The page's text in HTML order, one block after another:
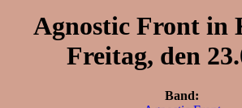
Agnostic Front in
Freitag, den
Band: